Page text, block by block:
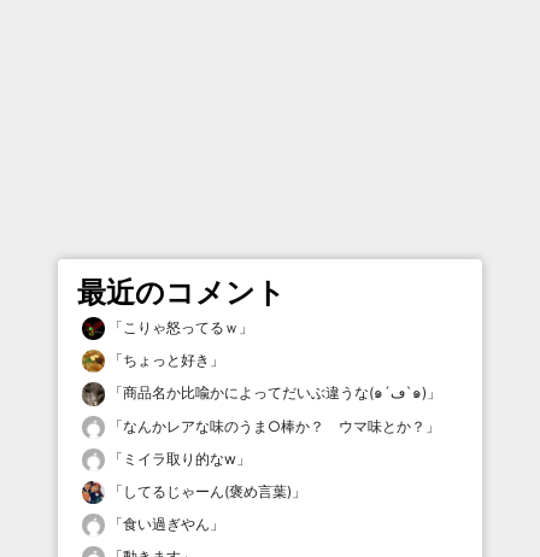
最近のコメント
「こりゃ怒ってるｗ 」
「ちょっと好き 」
「
商品名か比喩かによってだいぶ違うな(๑´ڡ`๑) 」
「なんかレアな味のうま○棒か？ ウマ味とか？ 」
「 ミイラ取り的なw 」
「 してるじゃーん(褒め言葉) 」
「食い過ぎやん 」